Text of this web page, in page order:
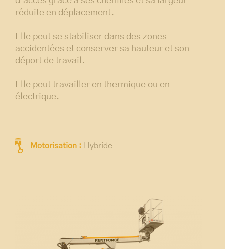
réduite en déplacement.
Elle peut se stabiliser dans des zones
accidentées et conserver sa hauteur et son
déport de travail.
Elle peut travailler en thermique ou en
électrique.
Motorisation : Hybride